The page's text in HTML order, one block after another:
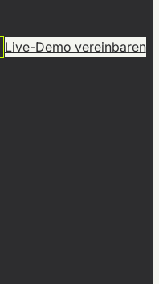
Live-Demo vereinbaren